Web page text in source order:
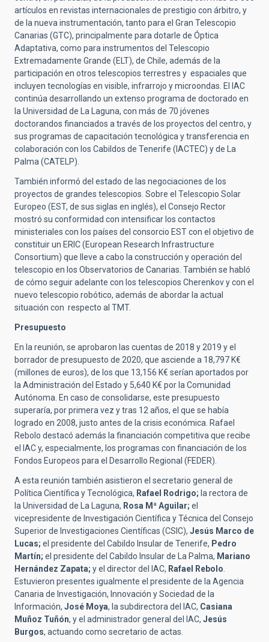
artículos en revistas internacionales de prestigio con árbitro, y
de la nueva instrumentación, tanto para el Gran Telescopio
Canarias (GTC), principalmente para dotarle de Óptica
Adaptativa, como para instrumentos del Telescopio
Extremadamente Grande (ELT), de Chile, además de la
participación en otros telescopios terrestres y espaciales que
incluyen tecnologías en visible, infrarrojo y microondas. El IAC
continúa desarrollando un extenso programa de doctorado en
la Universidad de La Laguna, con más de 70 jóvenes
doctorandos financiados a través de los proyectos del centro, y
sus programas de capacitación tecnológica y transferencia en
colaboración con los Cabildos de Tenerife (IACTEC) y de La
Palma (CATELP).
También informó del estado de las negociaciones de los
proyectos de grandes telescopios. Sobre el Telescopio Solar
Europeo (EST, de sus siglas en inglés), el Consejo Rector
mostró su conformidad con intensificar los contactos
ministeriales con los países del consorcio EST con el objetivo de
constituir un ERIC (European Research Infrastructure
Consortium) que lleve a cabo la construcción y operación del
telescopio en los Observatorios de Canarias. También se habló
de cómo seguir adelante con los telescopios Cherenkov y con el
nuevo telescopio robótico, además de abordar la actual
situación con respecto al TMT.
Presupuesto
En la reunión, se aprobaron las cuentas de 2018 y 2019 y el
borrador de presupuesto de 2020, que asciende a 18,797 K€
(millones de euros), de los que 13,156 K€ serían aportados por
la Administración del Estado y 5,640 K€ por la Comunidad
Autónoma. En caso de consolidarse, este presupuesto
superaría, por primera vez y tras 12 años, el que se había
logrado en 2008, justo antes de la crisis económica. Rafael
Rebolo destacó además la financiación competitiva que recibe
el IAC y, especialmente, los programas con financiación de los
Fondos Europeos para el Desarrollo Regional (FEDER).
A esta reunión también asistieron el secretario general de
Política Científica y Tecnológica, Rafael Rodrigo; la rectora de
la Universidad de La Laguna, Rosa Mª Aguilar; el
vicepresidente de Investigación Científica y Técnica del Consejo
Superior de Investigaciones Científicas (CSIC), Jesús Marco de
Lucas; el presidente del Cabildo Insular de Tenerife, Pedro
Martín; el presidente del Cabildo Insular de La Palma, Mariano
Hernández Zapata; y el director del IAC, Rafael Rebolo.
Estuvieron presentes igualmente el presidente de la Agencia
Canaria de Investigación, Innovación y Sociedad de la
Información, José Moya, la subdirectora del IAC, Casiana
Muñoz Tuñón, y el administrador general del IAC, Jesús
Burgos, actuando como secretario de actas.